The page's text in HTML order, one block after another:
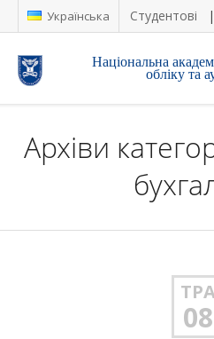
Українська Студентові
Національна
обліку та
Архіви
08